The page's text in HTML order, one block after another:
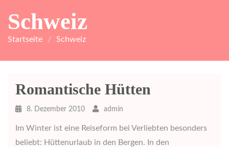
Schweiz
Startseite Schweiz
Romantische Hütten
8. Dezember 2010 admin
Im Winter ist eine Reiseform bei Verliebten besonders
beliebt: Hüttenurlaub in den Bergen. In den